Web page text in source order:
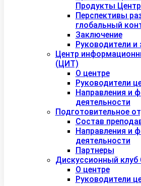
Продукты
Перспективы
глобальный
Заключение
Руководители
Центр
(ЦИТ)
О центре
Руководители
Направления и
деятельности
Подготовительное
Состав
Направления и
деятельности
Партнеры
Дискуссионный клуб
О центре
Руководители